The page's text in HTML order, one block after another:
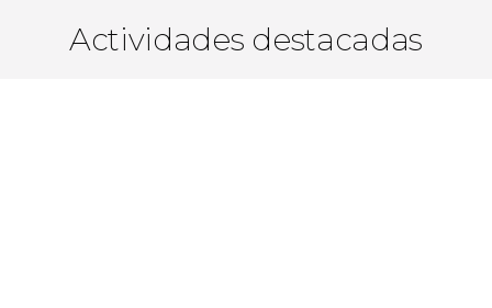
Actividades destacadas